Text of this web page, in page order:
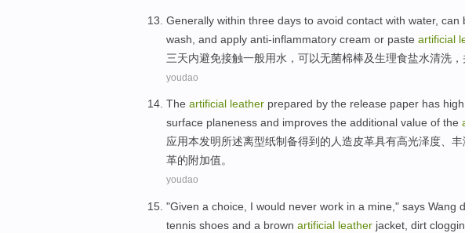
Generally within three days to avoid contact with water, can
wash and apply anti-inflammatory cream or paste artificial
三天内避免接触一般用水 ， 可以无菌棉棒及生理食盐水清洗 ，
youdao
The artificial leather prepared by the release paper has high
surface planeness and improves the additional value of the
应用本发明所述离型纸制备得到 的人造皮革具有高光泽度、 丰
革的附加值。
youdao
"Given a choice I would never work in a mine ," says Wang
tennis shoes and a brown artificial leather jacket, dirt